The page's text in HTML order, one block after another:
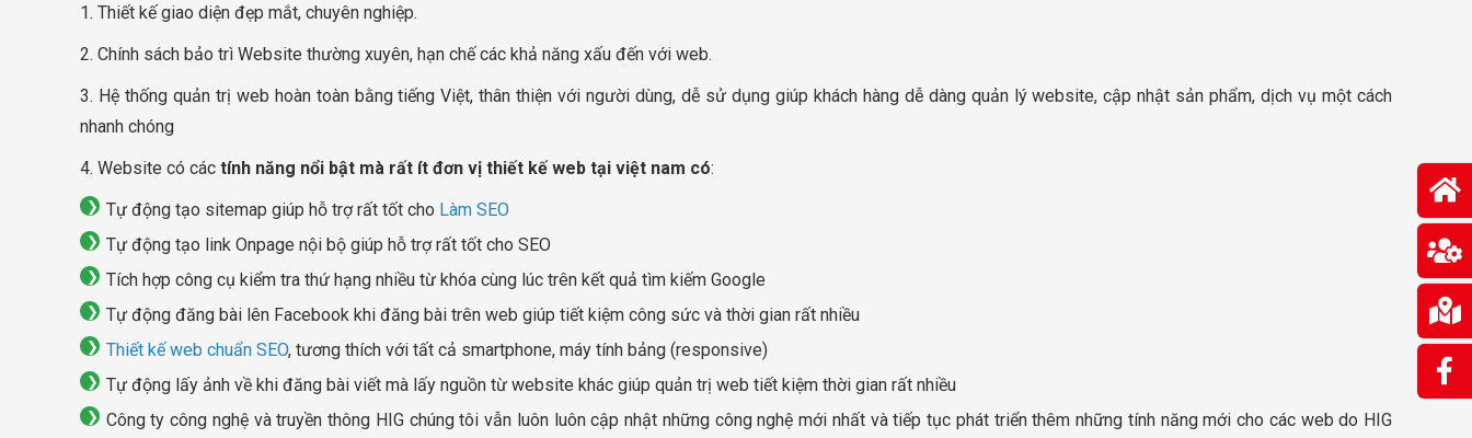
1. Thiết kế giao diện đẹp mắt, chuyên nghiệp.
2. Chính sách bảo trì Website thường xuyên, hạn chế các khả năng xấu đến với web.
3. Hệ thống quản trị web hoàn toàn bằng tiếng Việt, thân thiện với người dùng, dễ sử dụng giúp khách hàng dễ dàng quản lý website, cập nhật sản phẩm, dịch vụ một cách
nhanh chóng
4. Website có các tính năng nổi bật mà rất ít đơn vị thiết kế web tại việt nam có:
Tự động tạo sitemap giúp hỗ trợ rất tốt cho Làm SEO
Tự động tạo link Onpage nội bộ giúp hỗ trợ rất tốt cho SEO
Tích hợp công cụ kiểm tra thứ hạng nhiều từ khóa cùng lúc trên kết quả tìm kiếm Google
Tự động đăng bài lên Facebook khi đăng bài trên web giúp tiết kiệm công sức và thời gian rất nhiều
Thiết kế web chuẩn SEO, tương thích với tất cả smartphone, máy tính bảng (responsive)
Tự động lấy ảnh về khi đăng bài viết mà lấy nguồn từ website khác giúp quản trị web tiết kiệm thời gian rất nhiều
Công ty công nghệ và truyền thông HIG chúng tôi vẫn luôn luôn cập nhật những công nghệ mới nhất và tiếp tục phát triển thêm những tính năng mới cho các web do HIG